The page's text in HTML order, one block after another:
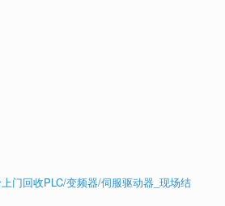
门回收PLC/变频器/伺服驱动器_现场结